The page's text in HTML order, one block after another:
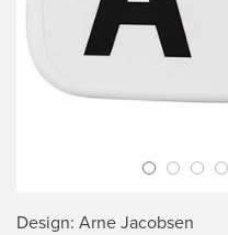
Design: Arne Jacobsen